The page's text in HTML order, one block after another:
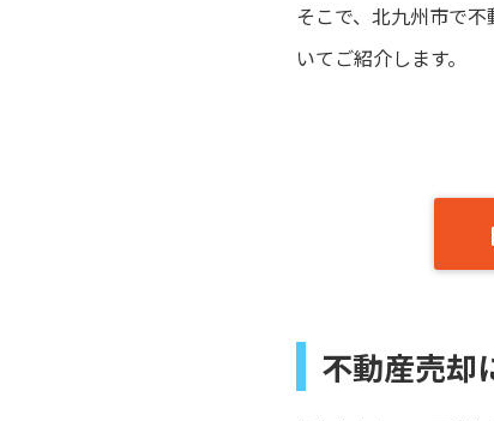
そこで、北九州市で
いてご紹介します。
不動産売却